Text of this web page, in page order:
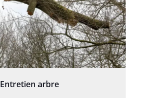
Entretien arbre